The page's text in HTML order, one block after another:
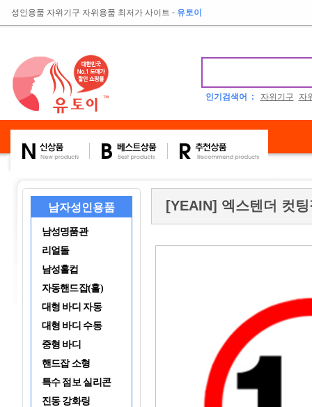
성인용품 자위기구 자위용품 최저가 사이트 - 유토이
인기검색어 : 자위기구 자
남자성인용품
남성명품관
리얼돌
남성홀컵
자동핸드잡(홀)
대형 바디 자동
대형 바디 수동
중형 바디
핸드잡 소형
특수 점보 실리콘
진동 강화링
[YEAIN] 엑스텐더 컷